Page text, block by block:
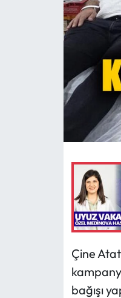
Çine
bağışı
TURİZM
RESMİ İLANLAR
HABER İLAN